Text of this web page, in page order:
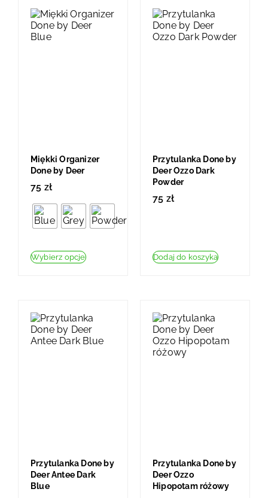
Miękki Organizer
Done by Deer
75 zł
Wybierz opcje
Przytulanka Done by
Deer Ozzo Dark
Powder
75 zł
Dodaj do koszyka
Przytulanka Done by
Deer Antee Dark
Blue
Przytulanka Done by
Deer Ozzo
Hipopotam różowy